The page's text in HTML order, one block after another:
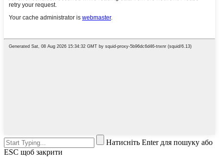
Натисніть Enter для пошуку або
ESC щоб закрити